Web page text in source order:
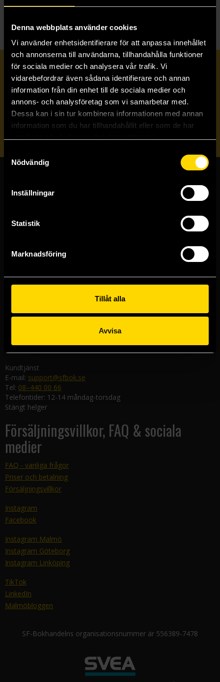
Denna webbplats använder cookies
Vi använder enhetsidentifierare för att anpassa innehållet
och annonserna till användarna, tillhandahålla funktioner
för sociala medier och analysera vår trafik. Vi
vidarebefordrar även sådana identifierare och annan
information från din enhet till de sociala medier och
annons- och analysföretag som vi samarbetar med.
Dessa kan i sin tur kombinera informationen med annan
information som du har tillhandahållit eller som de har
Nödvändig
Inställningar
Statistik
Marknadsföring
Tillåt alla
Avvisa
Prenumerera på vårt nyhetsbrev
Veckobrevet
Skicka
Butiker & kundtjänst
Västerlånggatan 48
Göteborgsbutiken
Kungsgatan 19
Malmöbutiken
582 19 Linköping
Kundtjänst
E-mail: support@sfbok.se
Tel: 08–440 00 66
Telefontider: 12-14 måndag-torsdag
Stängt helger
Försäljningsvillkor, FAQ & sociala
medier
FAQ - vanliga frågor
Priser och betalning
Försäljningsvillkor
Instagram
Facebook
Instagram Malmö
Instagram Göteborg
Instagram Linköping
TikTok
LinkedIn
Malmöbloggen
SF-Bokhandelns organisationsnummer är 556389-7478